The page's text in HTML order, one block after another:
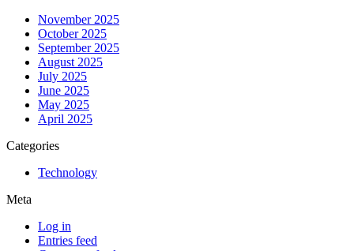
November 2025
October 2025
September 2025
August 2025
July 2025
June 2025
May 2025
April 2025
Categories
Technology
Meta
Log in
Entries feed